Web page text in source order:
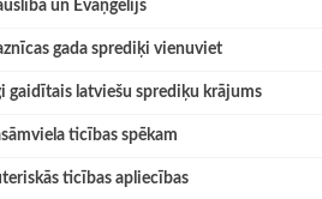
un Evaņģēlijs
gada sprediķi vienuviet
gaidītais latviešu sprediķu krājums
ticības spēkam
ticības apliecības